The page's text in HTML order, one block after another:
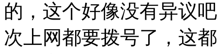
的，这个好像没有异议
次上网都要拨号了，这